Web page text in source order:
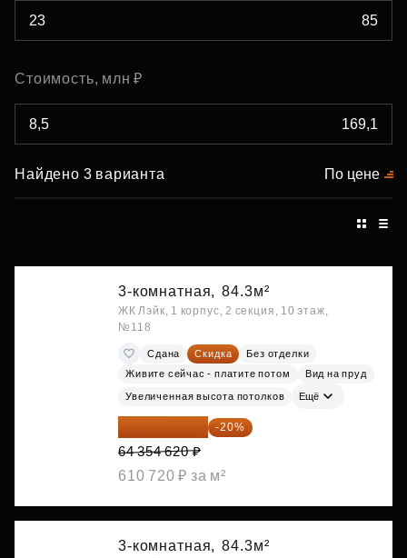
Стоимость, млн ₽
Найдено 3 варианта По цене
3-комнатная, 84.3м²
ЖК Лэйк, 1 корпус, 2 секция, 10 этаж,
№118
Сдана Скидка
Без отделки
Живите сейчас - платите потом
Вид на пруд
Увеличенная высота потолков Ещё
51 483 696 ₽ -20%
64 354 620 ₽
610 720 ₽ за м²
3-комнатная, 84.3м²